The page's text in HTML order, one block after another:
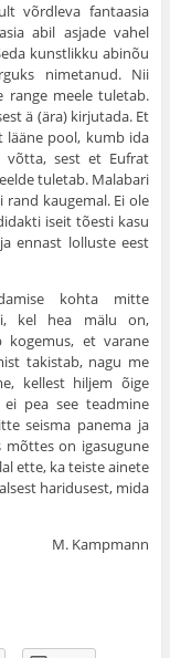
võrdleva fantaasia
abil asjade vahel
kunstlikku abinõu
nimetanud. Nii
meele tuletab.
ä (ära) kirjutada. Et
lääne pool, kumb ida
võtta, sest et Eufrat
tuletab. Malabari
kaugemal. Ei ole
iseit tõesti kasu
ennast lolluste eest
kohta mitte
kel hea mälu on,
kogemus, et varane
takis­tab, nagu me
kellest hiljem õige
ei pea see teadmine
seisma panema ja
mõttes on igasugune
ette, ka teiste ainete
haridusest, mida
M. Kampmann